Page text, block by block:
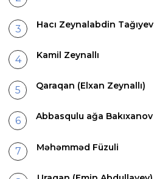
Hacı Zeynalabdin Tağıyev
Kamil Zeynallı
Qaraqan (Elxan Zeynallı)
Abbasqulu ağa Bakıxanov
Məhəmməd Füzuli